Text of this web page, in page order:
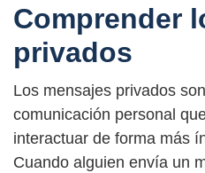
Comprender
privados
Los mensajes privados
comunicación personal
interactuar de forma más
Cuando alguien envía un